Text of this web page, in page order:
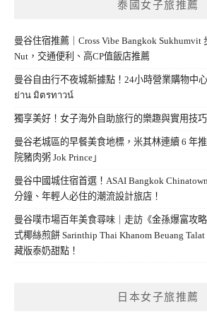
泰國女子旅推薦
曼谷住宿推薦｜Cross Vibe Bangkok Sukhumvit
Nut，交通便利、高CP值飯店推薦
曼谷自由行不夜城新據點！24小時營業購物中
ย่าน มิตรทาวน์
獨享美好！女子海外自助旅行的樂趣與實用技
曼谷老城區的早餐美食地標，米其林連續 6 年
院豬肉粥 Jok Prince」
曼谷中國城住宿首選！ASAI Bangkok
分鐘、年輕人必住的潮流設計旅店！
曼谷噗市場百年美食尋味｜走訪《金孫爆富攻
式椰絲煎餅 Sarinthip Thai Khanom Beuang
藏版泰奶甜點！
日本女子旅推薦